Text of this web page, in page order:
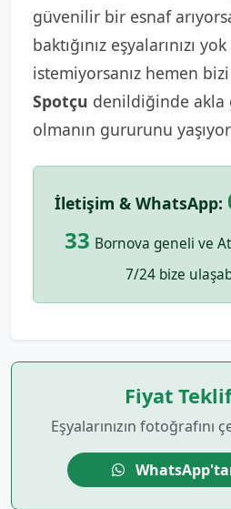
güvenilir bir esnaf
baktığınız eşyalarınızı
istemiyorsanız hemen bizi
Spotçu denildiğinde akla
olmanın gururunu
İletişim & WhatsApp:
33 Bornova geneli ve
7/24 bize
Fiyat
Eşyalarınızın fotoğrafını